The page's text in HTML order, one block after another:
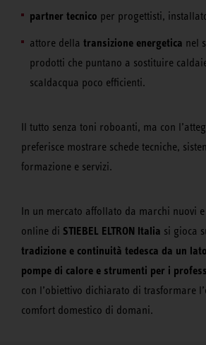
partner tecnico per progettisti,
attore della transizione energetica nel
prodotti che puntano a sostituire
scaldacqua poco efficienti.
Il tutto senza toni roboanti, ma con
preferisce mostrare schede tecniche,
formazione e servizi.
In un mercato affollato da marchi nuovi e
online di STIEBEL ELTRON Italia si gioca
tradizione e continuità tedesca da un
pompe di calore e strumenti per i
con l’obiettivo dichiarato di trasformare
comfort domestico di domani.